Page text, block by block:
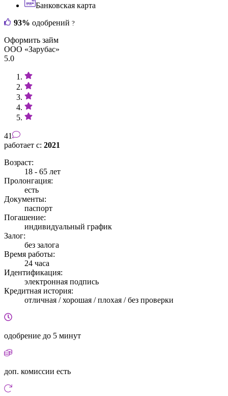
Банковская карта
93% одобрений ?
Оформить займ
ООО «Зарубас»
5.0
41
работает с: 2021
Возраст:
18 - 65 лет
Пролонгация:
есть
Документы:
паспорт
Погашение:
индивидуальный график
Залог:
без залога
Время работы:
24 часа
Идентификация:
электронная подпись
Кредитная история:
отличная / хорошая / плохая / без проверки
одобрение до 5 минут
доп. комиссии есть